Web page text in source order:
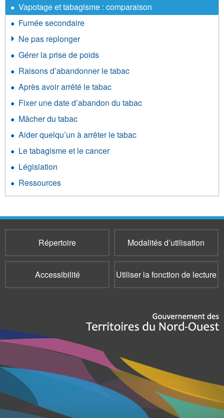
Vapotage et tabagisme : comparaison
Fumée secondaire
Ne pas replonger
Gérer la prise de poids
Raisons d’abandonner le tabac
Après avoir arrêté le tabac
Fixer une date d’abandon du tabac
Mâcher du tabac
Aider quelqu’un à arrêter le tabac
Le tabagisme et le cancer
Législation
Ressources
Répertoire Modalités d’utilisation
Accessibilité Utiliser la fonction de lecture